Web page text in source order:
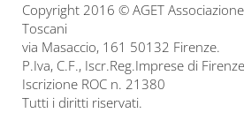
Copyright 2016 © AGET
Toscani
via Masaccio, 161 50132 Firenze.
P.Iva, C.F., Iscr.Reg.Imprese di
Iscrizione ROC n. 21380
Tutti i diritti riservati.